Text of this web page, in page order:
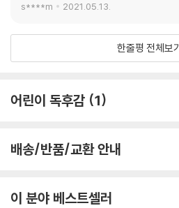
s****m 2021.05.13.
한줄평 전체보기
어린이 독후감 1
배송/반품/교환 안내
이 분야 베스트셀러